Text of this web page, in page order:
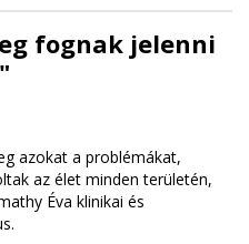
fognak jelenni
azokat a problémákat,
az élet minden területén,
Éva klinikai és